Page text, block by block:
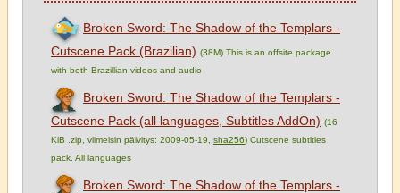
Broken Sword: The Shadow of the Templars -
Cutscene Pack (Brazilian) (38M) This is an offsite package
with both Brazillian videos and audio
Broken Sword: The Shadow of the Templars -
Cutscene Pack (all languages, Subtitles AddOn) (16
KiB .zip, viimeisin päivitys: 2009-05-19, sha256) Cutscene subtitles
pack. All languages
Broken Sword: The Shadow of the Templars -